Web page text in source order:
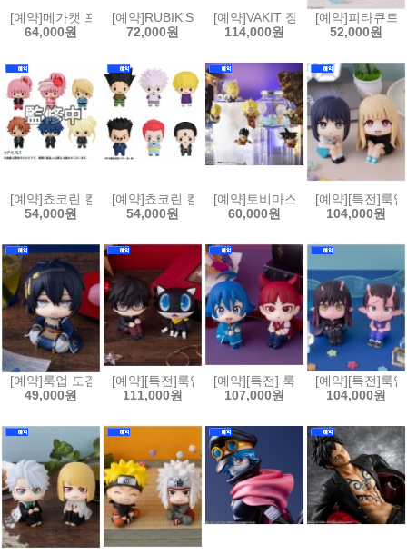
[예약]메가캣 프로젝트 냐루토 나루토 질풍전 - 사제, 인연 편
64,000원
[예약]RUBIK'S ID 다마고치(6개박스판매
72,000원
[예약]VAKIT 장갑기병 보톰즈 회
114,000원
[예약]피타큐트
52,000원
[예약]쵸코린 컬렉션 캐릭캐릭 체인지(6개박스판매)[4535123852909]
54,000원
[예약]쵸코린 컬렉션 헌터x헌터(6개박스판매
54,000원
[예약]토비마스 드래곤볼 Vol.3 (6
60,000원
[예약][특전]룩
104,000원
[예약]룩업 도검난무 - 미카즈키 무네치카[4535123852930]
49,000원
[예약][특전]룩업 페르소나 5 더 로열 - 주인공 & 모
111,000원
[예약][특전] 룩업 악마에 입문했
107,000원
[예약][특전]룩
104,000원